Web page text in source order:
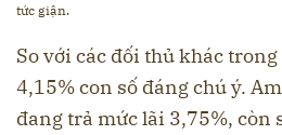
tức giận.
So với các đối thủ khác
4,15% con số đáng chú ý.
đang trả mức lãi 3,75%,